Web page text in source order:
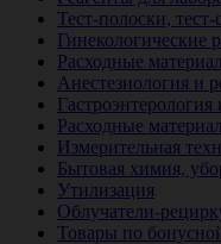
Тест-полоски,
Гинекологические
Расходные
Анестезиология и
Гастроэнтерология
Расходные
Измерительная
Бытовая химия,
Утилизация
Облучатели-
Товары по